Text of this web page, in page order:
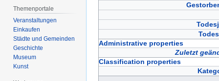
Administrative properties
Zuletzt
Classification properties
Themenportale
Veranstaltungen
Einkaufen
Städte und Gemeinden
Geschichte
Museum
Kunst